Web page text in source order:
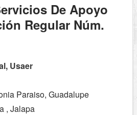
De Apoyo
Regular Núm.
Usaer
Paraiso, Guadalupe
, Jalapa